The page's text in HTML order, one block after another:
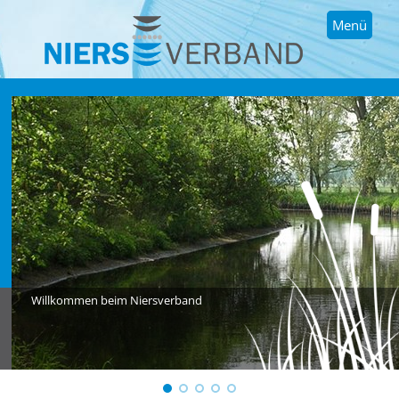
Menü
Willkommen beim Niersverband